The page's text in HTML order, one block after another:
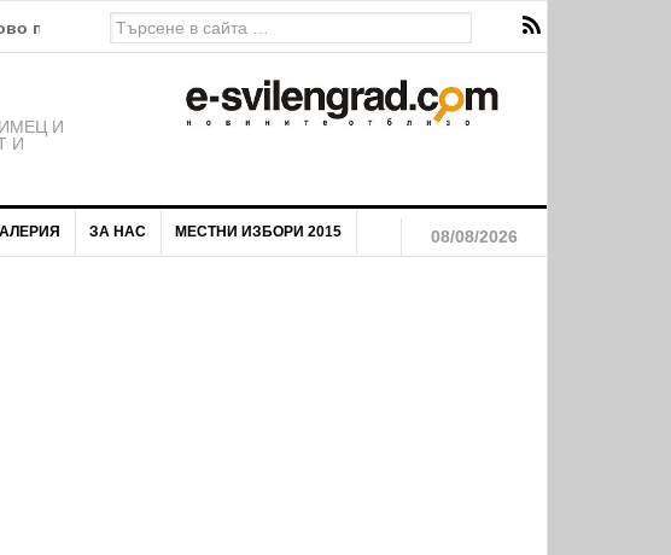
предупреждава за екстремен риск от пожари
И
И
ЗА НАС МЕСТНИ ИЗБОРИ 2015 08/08/2026